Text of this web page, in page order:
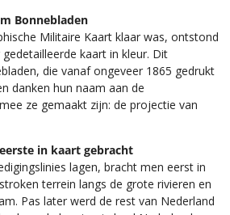
Bonnebladen
Militaire Kaart klaar was, ontstond
kaart in kleur. Dit
die vanaf ongeveer 1865 gedrukt
danken hun naam aan de
ze gemaakt zijn: de projectie van
in kaart gebracht
lagen, bracht men eerst in
terrein langs de grote rivieren en
Pas later werd de rest van Nederland